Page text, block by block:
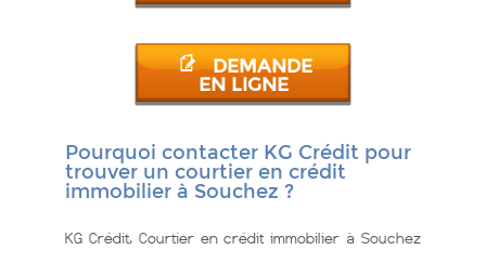
DEMANDE
EN LIGNE
Pourquoi contacter KG Crédit pour
trouver un courtier en crédit
immobilier à Souchez ?
KG Crédit, Courtier en crédit immobilier à Souchez